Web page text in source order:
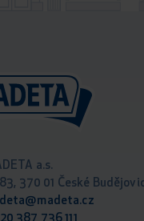
a.s.
370 01 České